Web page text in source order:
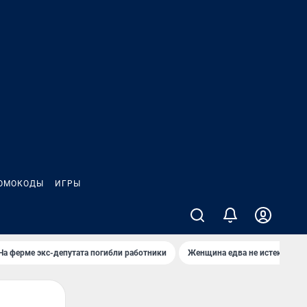
ИГРЫ
ферме экс-депутата погибли работники Женщина едва не истекла